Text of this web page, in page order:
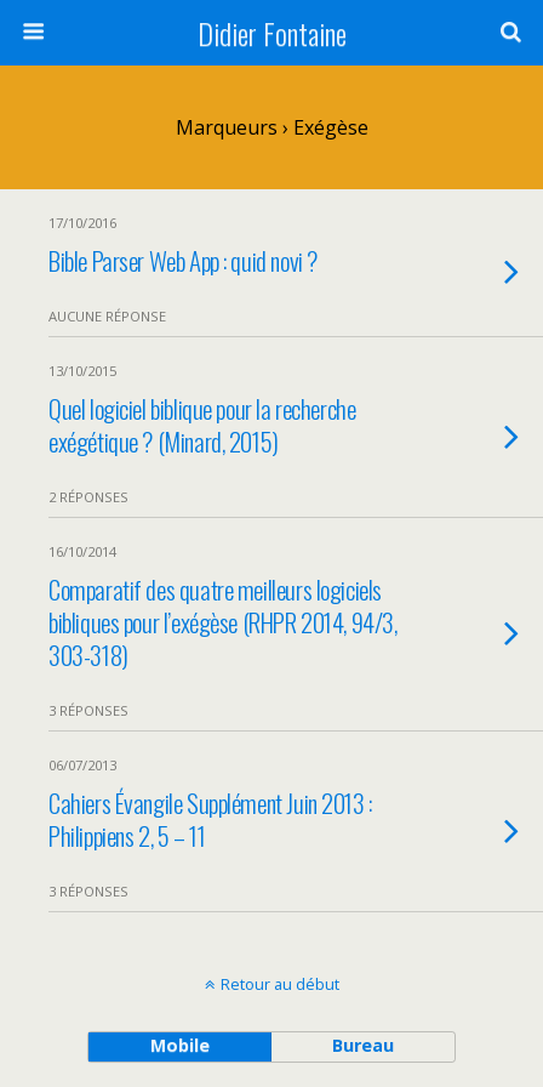
Didier Fontaine
Marqueurs › Exégèse
17/10/2016
Bible Parser Web App : quid novi ?
AUCUNE RÉPONSE
13/10/2015
Quel logiciel biblique pour la recherche
exégétique ? (Minard, 2015)
2 RÉPONSES
16/10/2014
Comparatif des quatre meilleurs logiciels
bibliques pour l’exégèse (RHPR 2014, 94/3,
303-318)
3 RÉPONSES
06/07/2013
Cahiers Évangile Supplément Juin 2013 :
Philippiens 2, 5 – 11
3 RÉPONSES
Retour au début
Mobile Bureau